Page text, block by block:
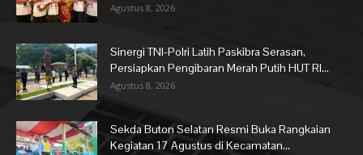
Agustus 8, 2026
Sinergi TNI-Polri Latih Paskibra Serasan,
Persiapkan Pengibaran Merah Putih HUT RI...
Agustus 8, 2026
Sekda Buton Selatan Resmi Buka Rangkaian
Kegiatan 17 Agustus di Kecamatan...